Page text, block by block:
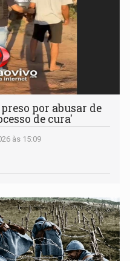
por abusar de
de cura'
às 15:09